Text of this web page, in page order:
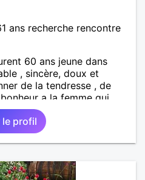
ans recherche rencontre
60 ans jeune dans
, sincère, doux et
de la tendresse , de
a la femme qui
. Bientôt en retraite a la
toute contrainte. Digne de
voudras m 'en accorder
reste venez me découvrir
le profil